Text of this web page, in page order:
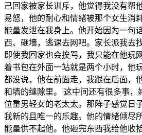
己回家被家长训斥，他觉得我没有帮
易怒，他的耐心和情绪被那个女生消
能量发泄在我身上。他开始因为一句
西、砸墙，逃课去网吧。家长派我去
即使我回家也会挨骂，我只能在他玩
着书包在外面一站就是两个小时，他
都没说，他在前面走，我跟在后面，
和墙的缝隙里。 这中间还有很多事，
位重男轻女的老太太。那阵子感觉日
我新的且唯一的乐趣。他的情绪倾尽
能量供不起他。他砸完东西我给他收